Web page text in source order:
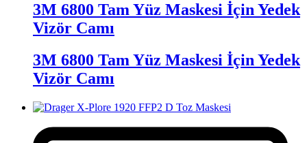
3M 6800 Tam Yüz Maskesi İçin Yedek
Vizör Camı
3M 6800 Tam Yüz Maskesi İçin Yedek
Vizör Camı